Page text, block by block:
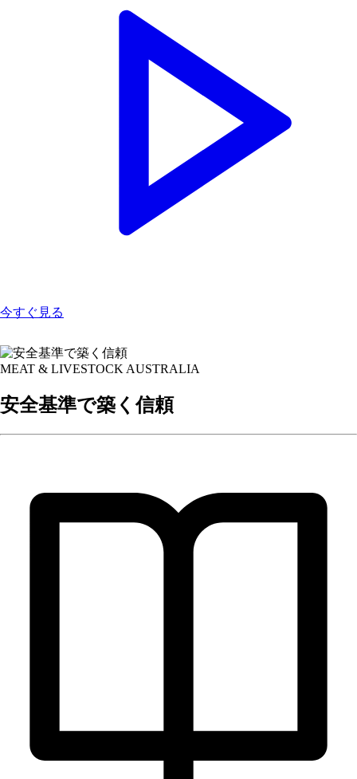
今すぐ見る
MEAT & LIVESTOCK AUSTRALIA
安全基準で築く信頼